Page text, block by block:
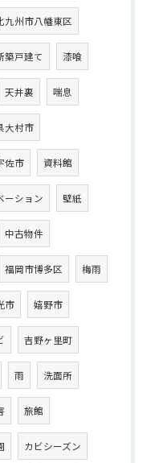
九州市八幡東区
築戸建て 漆喰
天井裏 喘息
大村市
佐市 資料館
ーション 壁紙
中古物件
福岡市博多区 梅雨
市 嬉野市
吉野ヶ里町
雨 洗面所
旅館
カビシーズン